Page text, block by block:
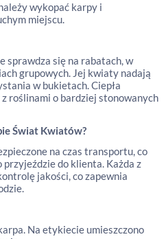
wykopać karpy i
miejscu.
sprawdza się na rabatach, w
grupowych. Jej kwiaty nadają
w bukietach. Ciepła
roślinami o bardziej stonowanych
Świat Kwiatów?
na czas transportu, co
do klienta. Każda z
jakości, co zapewnia
Na etykiecie umieszczono